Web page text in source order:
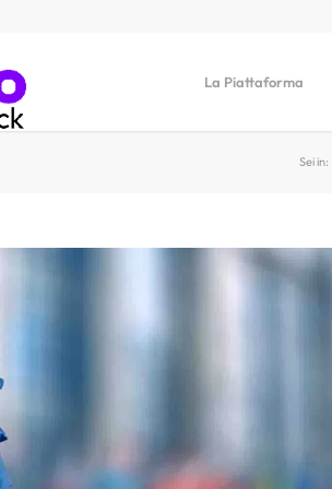
La Piattaforma
Sei in: